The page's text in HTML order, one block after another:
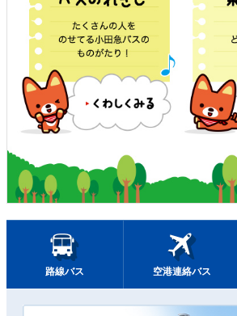
路線バス 空港連絡バス